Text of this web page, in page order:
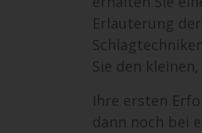
Erläuterung
Sie den
Ihre ersten
dann noch bei